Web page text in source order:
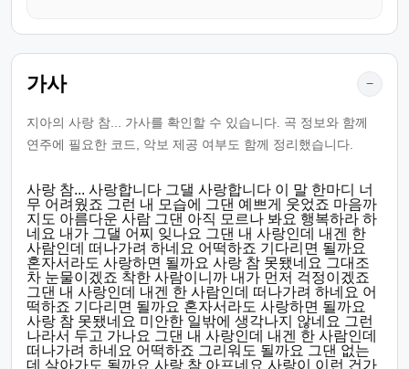
가사 −
지아의 사랑 참... 가사를 확인할 수 있습니다. 곡 정보와 함께
연주에 필요한 코드, 악보 제공 여부도 함께 정리했습니다.
사랑 참... 사랑합니다 그댈 사랑합니다 이 말 한마디 너
무 어려웠죠 그런 내 모습에 그댄 예쁘게 웃었죠 마음까
지도 아름다운 사람 그댄 아직 모르나 봐요 행복하라 하
네요 내가 그댈 어찌 잊나요 그댄 내 사랑인데 내겐 한
사람인데 떠나가려 하네요 어떡하죠 기다리면 될까요
혼자서라도 사랑하면 될까요 사랑 참 못됐네요 그대조
차 눈물이겠죠 착한 사람이니까 내가 먼저 걱정이겠죠
그댄 내 사랑인데 내겐 한 사람인데 떠나가려 하네요 어
떡하죠 기다리면 될까요 혼자서라도 사랑하면 될까요
사랑 참 못됐네요 미안한 일밖에 생각나지 않네요 그런
나라서 두고 가나요 그댄 내 사랑인데 내겐 한 사람인데
떠나가려 하네요 어떡하죠 그리워도 될까요 그댄 없는
데 살아가도 될까요 사랑 참 아프네요 사랑이 이런 건가